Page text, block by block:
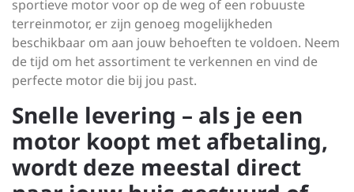
sportieve motor voor op de weg of een robuuste
terreinmotor, er zijn genoeg mogelijkheden
beschikbaar om aan jouw behoeften te voldoen. Neem
de tijd om het assortiment te verkennen en vind de
perfecte motor die bij jou past.
Snelle levering – als je een
motor koopt met afbetaling,
wordt deze meestal direct